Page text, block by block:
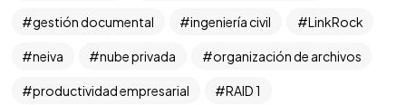
gestión documental ingeniería civil LinkRock
neiva nube privada organización de archivos
productividad empresarial RAID 1